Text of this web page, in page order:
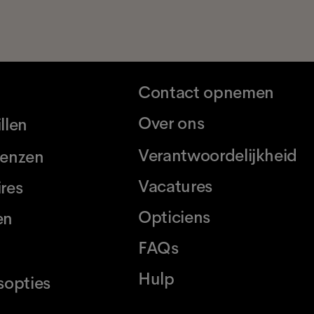
Contact opnemen
Over ons
Verantwoordelijkheid
Vacatures
Opticiens
FAQs
Hulp